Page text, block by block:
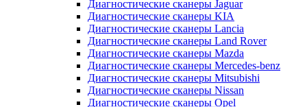
Диагностические сканеры Jaguar
Диагностические сканеры KIA
Диагностические сканеры Lancia
Диагностические сканеры Land Rover
Диагностические сканеры Mazda
Диагностические сканеры Mercedes-benz
Диагностические сканеры Mitsubishi
Диагностические сканеры Nissan
Диагностические сканеры Opel